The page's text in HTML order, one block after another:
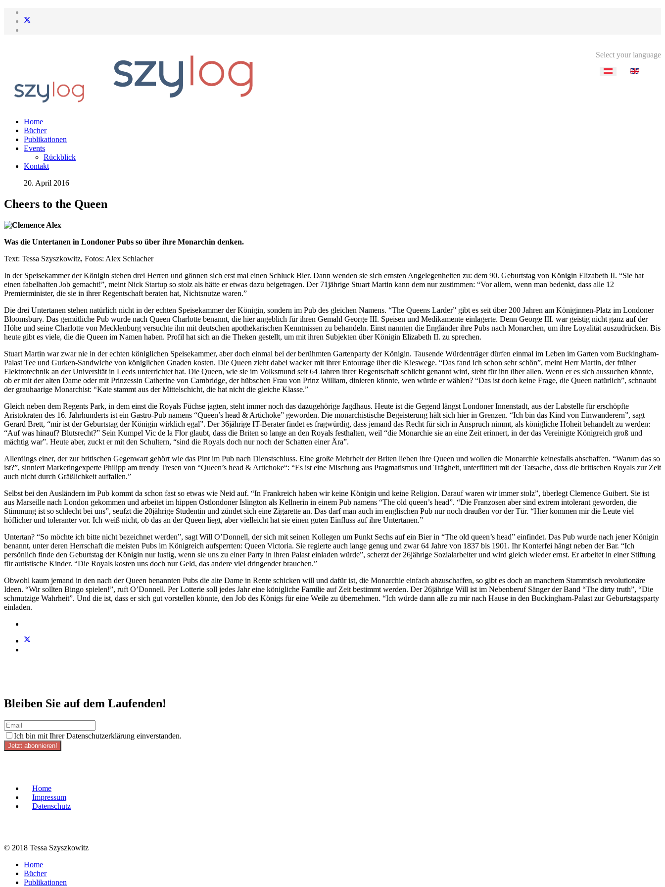
Select your language
Home
Bücher
Publikationen
Events
Rückblick
Kontakt
20. April 2016
Cheers to the Queen
Was die Untertanen in Londoner Pubs so über ihre Monarchin denken.
Text: Tessa Szyszkowitz, Fotos: Alex Schlacher
In der Speisekammer der Königin stehen drei Herren und gönnen sich erst mal einen Schluck Bier. Dann wenden sie sich ernsten Angelegenheiten zu: dem 90. Geburtstag von Königin Elizabeth II. “Sie hat
einen fabelhaften Job gemacht!”, meint Nick Startup so stolz als hätte er etwas dazu beigetragen. Der 71jährige Stuart Martin kann dem nur zustimmen: “Vor allem, wenn man bedenkt, dass alle 12
Premierminister, die sie in ihrer Regentschaft beraten hat, Nichtsnutze waren.”
Die drei Untertanen stehen natürlich nicht in der echten Speisekammer der Königin, sondern im Pub des gleichen Namens. “The Queens Larder” gibt es seit über 200 Jahren am Königinnen-Platz im Londoner
Bloomsbury. Das gemütliche Pub wurde nach Queen Charlotte benannt, die hier angeblich für ihren Gemahl George III. Speisen und Medikamente einlagerte. Denn George III. war geistig nicht ganz auf der
Höhe und seine Charlotte von Mecklenburg versuchte ihn mit deutschen apothekarischen Kenntnissen zu behandeln. Einst nannten die Engländer ihre Pubs nach Monarchen, um ihre Loyalität auszudrücken. Bis
heute gibt es viele, die die Queen im Namen haben. Profil hat sich an die Theken gestellt, um mit ihren Subjekten über Königin Elizabeth II. zu sprechen.
Stuart Martin war zwar nie in der echten königlichen Speisekammer, aber doch einmal bei der berühmten Gartenparty der Königin. Tausende Würdenträger dürfen einmal im Leben im Garten vom Buckingham-
Palast Tee und Gurken-Sandwiche von königlichen Gnaden kosten. Die Queen zieht dabei wacker mit ihrer Entourage über die Kieswege. “Das fand ich schon sehr schön”, meint Herr Martin, der früher
Elektrotechnik an der Universität in Leeds unterrichtet hat. Die Queen, wie sie im Volksmund seit 64 Jahren ihrer Regentschaft schlicht genannt wird, steht für ihn über allen. Wenn er es sich aussuchen könnte,
ob er mit der alten Dame oder mit Prinzessin Catherine von Cambridge, der hübschen Frau von Prinz William, dinieren könnte, wen würde er wählen? “Das ist doch keine Frage, die Queen natürlich”, schnaubt
der grauhaarige Monarchist: “Kate stammt aus der Mittelschicht, die hat nicht die gleiche Klasse.”
Gleich neben dem Regents Park, in dem einst die Royals Füchse jagten, steht immer noch das dazugehörige Jagdhaus. Heute ist die Gegend längst Londoner Innenstadt, aus der Labstelle für erschöpfte
Aristokraten des 16. Jahrhunderts ist ein Gastro-Pub namens “Queen’s head & Artichoke” geworden. Die monarchistische Begeisterung hält sich hier in Grenzen. “Ich bin das Kind von Einwanderern”, sagt
Gerard Brett, “mir ist der Geburtstag der Königin wirklich egal”. Der 36jährige IT-Berater findet es fragwürdig, dass jemand das Recht für sich in Anspruch nimmt, als königliche Hoheit behandelt zu werden:
“Auf was hinauf? Blutsrecht?” Sein Kumpel Vic de la Flor glaubt, dass die Briten so lange an den Royals festhalten, weil “die Monarchie sie an eine Zeit erinnert, in der das Vereinigte Königreich groß und
mächtig war”. Heute aber, zuckt er mit den Schultern, “sind die Royals doch nur noch der Schatten einer Ära”.
Allerdings einer, der zur britischen Gegenwart gehört wie das Pint im Pub nach Dienstschluss. Eine große Mehrheit der Briten lieben ihre Queen und wollen die Monarchie keinesfalls abschaffen. “Warum das so
ist?”, sinniert Marketingexperte Philipp am trendy Tresen von “Queen’s head & Artichoke“: “Es ist eine Mischung aus Pragmatismus und Trägheit, unterfüttert mit der Tatsache, dass die britischen Royals zur Zeit
auch nicht durch Gräßlichkeit auffallen.”
Selbst bei den Ausländern im Pub kommt da schon fast so etwas wie Neid auf. “In Frankreich haben wir keine Königin und keine Religion. Darauf waren wir immer stolz”, überlegt Clemence Guibert. Sie ist
aus Marseille nach London gekommen und arbeitet im hippen Ostlondoner Islington als Kellnerin in einem Pub namens “The old queen’s head”. “Die Franzosen aber sind extrem intolerant geworden, die
Stimmung ist so schlecht bei uns”, seufzt die 20jährige Studentin und zündet sich eine Zigarette an. Das darf man auch im englischen Pub nur noch draußen vor der Tür. “Hier kommen mir die Leute viel
höflicher und toleranter vor. Ich weiß nicht, ob das an der Queen liegt, aber vielleicht hat sie einen guten Einfluss auf ihre Untertanen.”
Untertan? “So möchte ich bitte nicht bezeichnet werden”, sagt Will O’Donnell, der sich mit seinen Kollegen um Punkt Sechs auf ein Bier in “The old queen’s head” einfindet. Das Pub wurde nach jener Königin
benannt, unter deren Herrschaft die meisten Pubs im Königreich aufsperrten: Queen Victoria. Sie regierte auch lange genug und zwar 64 Jahre von 1837 bis 1901. Ihr Konterfei hängt neben der Bar. “Ich
persönlich finde den Geburtstag der Königin nur lustig, wenn sie uns zu einer Party in ihren Palast einladen würde”, scherzt der 26jährige Sozialarbeiter und wird gleich wieder ernst. Er arbeitet in einer Stiftung
für autistische Kinder. “Die Royals kosten uns doch nur Geld, das andere viel dringender brauchen.”
Obwohl kaum jemand in den nach der Queen benannten Pubs die alte Dame in Rente schicken will und dafür ist, die Monarchie einfach abzuschaffen, so gibt es doch an manchem Stammtisch revolutionäre
Ideen. “Wir sollten Bingo spielen!”, ruft O’Donnell. Per Lotterie soll jedes Jahr eine königliche Familie auf Zeit bestimmt werden. Der 26jährige Will ist im Nebenberuf Sänger der Band “The dirty truth”, “Die
schmutzige Wahrheit”. Und die ist, dass er sich gut vorstellen könnte, den Job des Königs für eine Weile zu übernehmen. “Ich würde dann alle zu mir nach Hause in den Buckingham-Palast zur Geburtstagsparty
einladen.
Bleiben Sie auf dem Laufenden!
Ich bin mit Ihrer Datenschutzerklärung einverstanden.
Jetzt abonnieren!
Home
Impressum
Datenschutz
© 2018 Tessa Szyszkowitz
Home
Bücher
Publikationen